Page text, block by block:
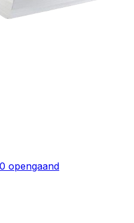
opengaand